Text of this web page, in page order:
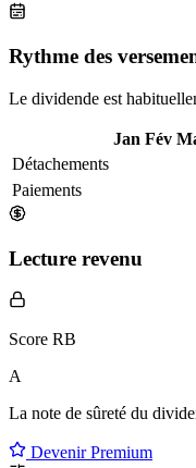
Rythme des
Le dividende est
Jan Fév
Détachements
Paiements
Lecture revenu
Score RB
A
La note de sûreté du
Devenir Premium